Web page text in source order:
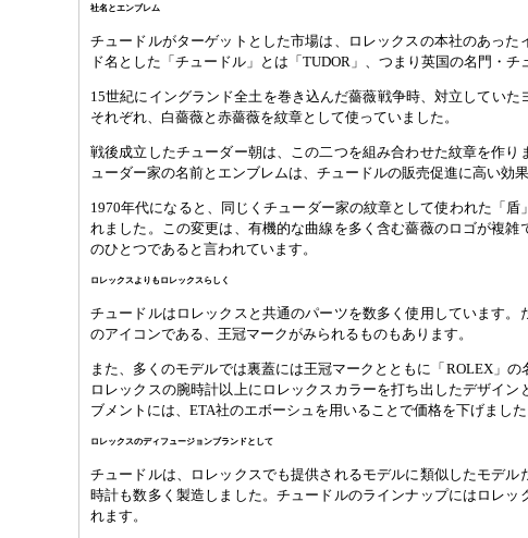
社名とエンブレム
チュードルがターゲットとした市場は、ロレックスの本社のあった
ド名とした「チュードル」とは「TUDOR」、つまり英国の名門・チ
15世紀にイングランド全土を巻き込んだ薔薇戦争時、対立していた
それぞれ、白薔薇と赤薔薇を紋章として使っていました。
戦後成立したチューダー朝は、この二つを組み合わせた紋章を作り
ューダー家の名前とエンブレムは、チュードルの販売促進に高い効
1970年代になると、同じくチューダー家の紋章として使われた「盾
れました。この変更は、有機的な曲線を多く含む薔薇のロゴが複雑
のひとつであると言われています。
ロレックスよりもロレックスらしく
チュードルはロレックスと共通のパーツを数多く使用しています。
のアイコンである、王冠マークがみられるものもあります。
また、多くのモデルでは裏蓋には王冠マークとともに「ROLEX」の
ロレックスの腕時計以上にロレックスカラーを打ち出したデザイン
ブメントには、ETA社のエボーシュを用いることで価格を下げました
ロレックスのディフュージョンブランドとして
チュードルは、ロレックスでも提供されるモデルに類似したモデル
時計も数多く製造しました。チュードルのラインナップにはロレッ
れます。